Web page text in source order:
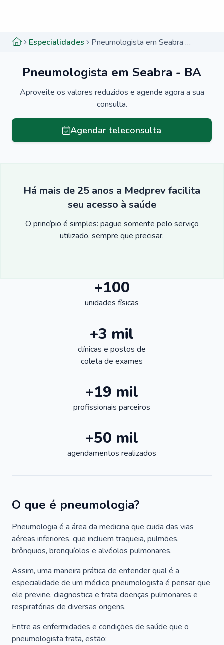
Especialidades Pneumologista em Seabra - BA
Pneumologista em Seabra - BA
Aproveite os valores reduzidos e agende agora a sua
consulta.
Agendar teleconsulta
Há mais de 25 anos a Medprev facilita
seu acesso à saúde
O princípio é simples: pague somente pelo serviço
utilizado, sempre que precisar.
+100
unidades físicas
+3 mil
clínicas e postos de
coleta de exames
+19 mil
profissionais parceiros
+50 mil
agendamentos realizados
O que é pneumologia?
Pneumologia é a área da medicina que cuida das vias
aéreas inferiores, que incluem traqueia, pulmões,
brônquios, bronquíolos e alvéolos pulmonares.
Assim, uma maneira prática de entender qual é a
especialidade de um médico pneumologista é pensar que
ele previne, diagnostica e trata doenças pulmonares e
respiratórias de diversas origens.
Entre as enfermidades e condições de saúde que o
pneumologista trata, estão: